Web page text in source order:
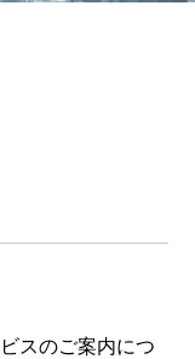
スのご案内につ